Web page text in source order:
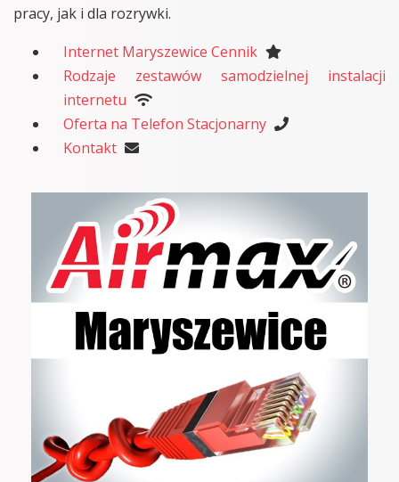
pracy, jak i dla rozrywki.
Internet Maryszewice Cennik
Rodzaje zestawów samodzielnej instalacji
internetu
Oferta na Telefon Stacjonarny
Kontakt